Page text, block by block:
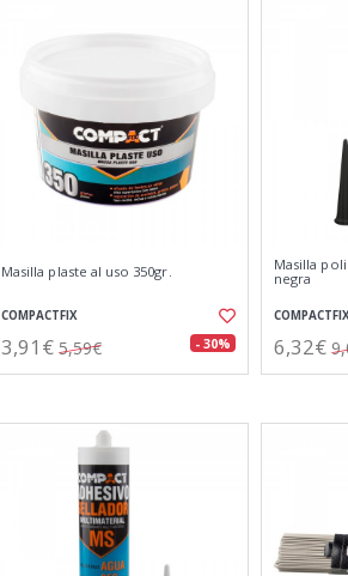
Masilla plaste al uso 350gr.
COMPACTFIX
3,91€ 5,59€ - 30%
Masilla
negra
6,32€